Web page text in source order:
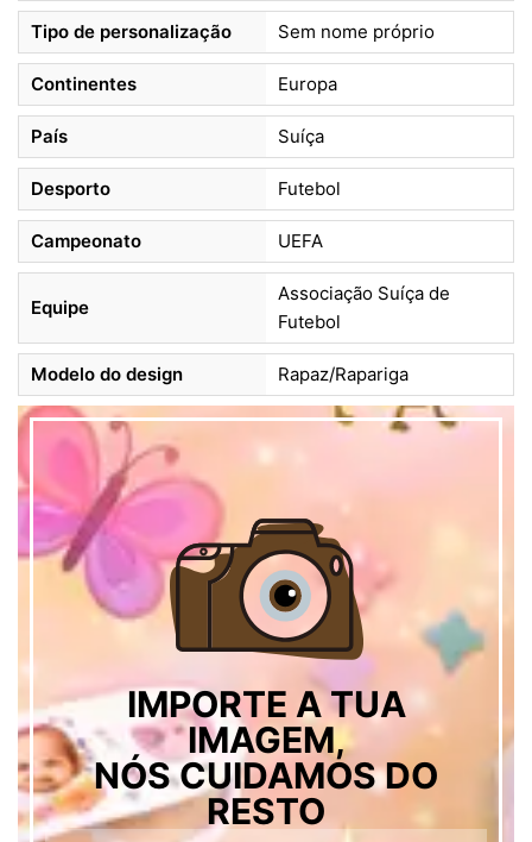
Tipo de personalização Sem nome próprio
Continentes Europa
País Suíça
Desporto Futebol
Campeonato UEFA
Equipe
Associação Suíça de
Futebol
Modelo do design Rapaz/Rapariga
IMPORTE A TUA
IMAGEM,
NÓS CUIDAMOS DO
RESTO